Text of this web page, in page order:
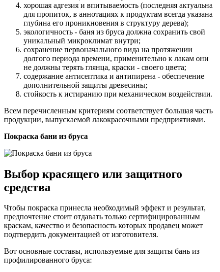
хорошая адгезия и впитываемость (последняя актуальна
для пропиток, в аннотациях к продуктам всегда указана
глубина его проникновения в структуру дерева);
экологичность - баня из бруса должна сохранить свой
уникальный микроклимат внутри;
сохранение первоначального вида на протяжении
долгого периода времени, применительно к лакам они
не должны терять глянца, краски - своего цвета;
содержание антисептика и антипирена - обеспечение
дополнительной защиты древесины;
стойкость к истиранию при механическом воздействии.
Всем перечисленным критериям соответствует большая часть
продукции, выпускаемой лакокрасочными предприятиями.
Покраска бани из бруса
Выбор красящего или защитного
средства
Чтобы покраска принесла необходимый эффект и результат,
предпочтение стоит отдавать только сертифицированным
краскам, качество и безопасность которых продавец может
подтвердить документацией от изготовителя.
Вот основные составы, используемые для защиты бань из
профилированного бруса: